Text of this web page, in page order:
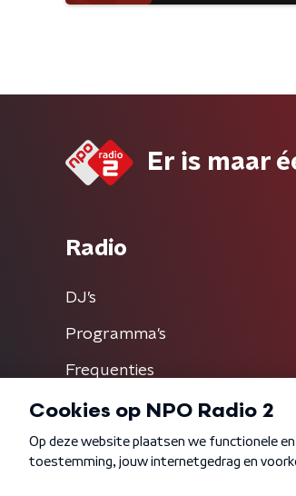
Er is maar
Radio
DJ’s
Programma's
Frequenties
Algemene voorwaarden